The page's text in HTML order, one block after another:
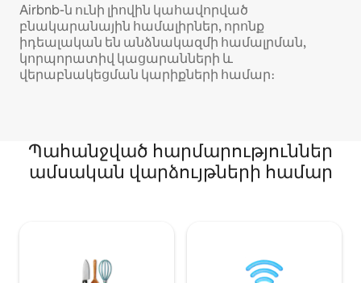
Airbnb-ն ունի լիովին կահավորված
բնակարանային համալիրներ, որոնք
իդեալական են անձնակազմի համալրման,
կորպորատիվ կացարանների և
վերաբնակեցման կարիքների համար։
Պահանջված հարմարություններ
ամսական վարձույթների համար